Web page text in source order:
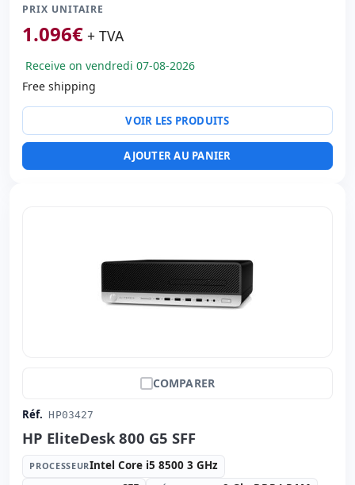
Mémoire RAM:
Disque dur:
1.00 Tb. SSD M2
Son: Nvidia High Definition Audio
Réseau: Intel I219-LM
Système opératif: Windows 11 Pro
2x USB 2.0 · 6x USB 3.0 · USB-C
Ports vidéo: 4x Display Port
RJ-45
PRIX UNITAIRE
1.096€ + TVA
Receive on vendredi 07-08-2026
Free shipping
VOIR LES PRODUITS
AJOUTER AU PANIER
COMPARER
Réf. HP03427
HP EliteDesk 800 G5 SFF
PROCESSEURIntel Core i5 8500 3 GHz